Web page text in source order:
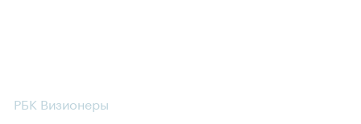
РБК Визионеры